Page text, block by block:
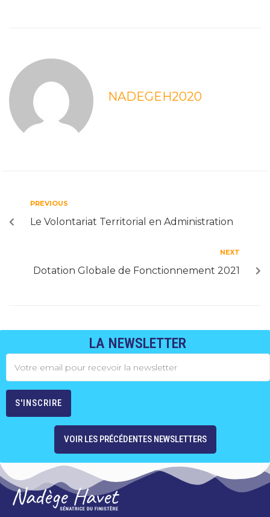
NADEGEH2020
PREVIOUS
Le Volontariat Territorial en Administration
NEXT
Dotation Globale de Fonctionnement 2021
LA NEWSLETTER
VOIR LES PRÉCÉDENTES NEWSLETTERS